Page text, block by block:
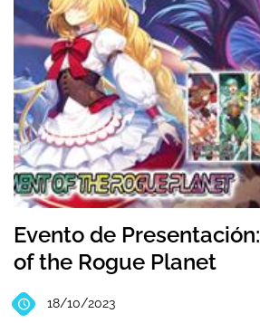
Evento de
of the Rogue Planet
18/10/2023